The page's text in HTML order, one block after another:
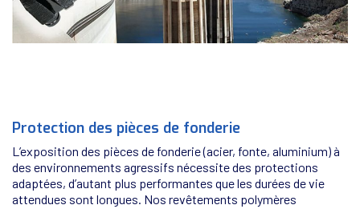
Protection des pièces de fonderie
L’exposition des pièces de fonderie (acier, fonte, aluminium) à
des environnements agressifs nécessite des protections
adaptées, d’autant plus performantes que les durées de vie
attendues sont longues. Nos revêtements polymères